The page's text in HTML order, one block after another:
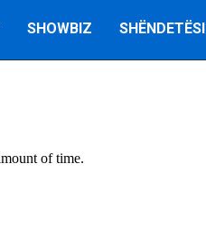
SHOWBIZ SHËNDETËSI